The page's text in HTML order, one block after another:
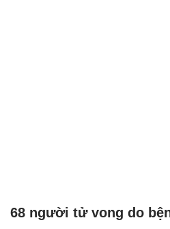
68 người tử vong do